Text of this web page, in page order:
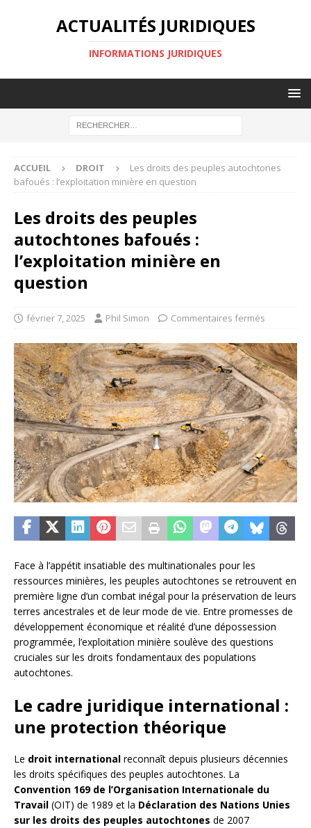
ACTUALITÉS JURIDIQUES
INFORMATIONS JURIDIQUES
ACCUEIL DROIT
Les droits des peuples autochtones
bafoués : l’exploitation minière en question
Les droits des peuples
autochtones bafoués :
l’exploitation minière en
question
février 7, 2025 Phil Simon Commentaires fermés
Face à l’appétit insatiable des multinationales pour les
ressources minières, les peuples autochtones se retrouvent en
première ligne d’un combat inégal pour la préservation de leurs
terres ancestrales et de leur mode de vie. Entre promesses de
développement économique et réalité d’une dépossession
programmée, l’exploitation minière soulève des questions
cruciales sur les droits fondamentaux des populations
autochtones.
Le cadre juridique international :
une protection théorique
Le droit international reconnaît depuis plusieurs décennies
les droits spécifiques des peuples autochtones. La
Convention 169 de l’Organisation Internationale du
Travail (OIT) de 1989 et la Déclaration des Nations Unies
sur les droits des peuples autochtones de 2007